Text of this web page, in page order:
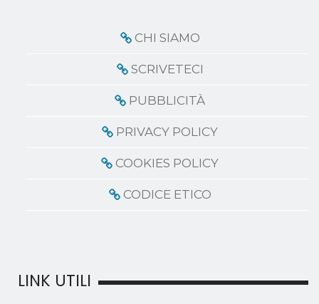
CHI SIAMO
SCRIVETECI
PUBBLICITÀ
PRIVACY POLICY
COOKIES POLICY
CODICE ETICO
LINK UTILI